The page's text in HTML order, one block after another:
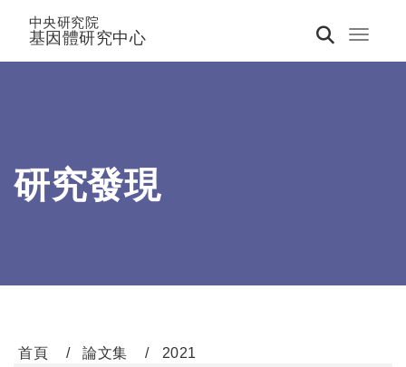
Toggle
中央研究院
基因體研究中心
研究發現
首頁 論文集
2021